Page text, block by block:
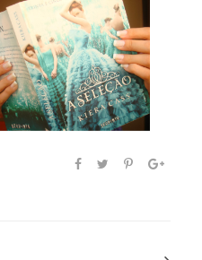
A Seleção (A Seleção,
Vol.1) - Kier...